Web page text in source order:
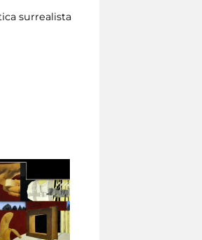
surrealista